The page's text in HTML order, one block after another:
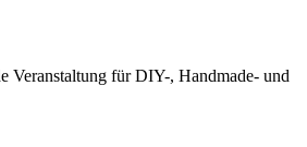
Veranstaltung für DIY-, Handmade- und